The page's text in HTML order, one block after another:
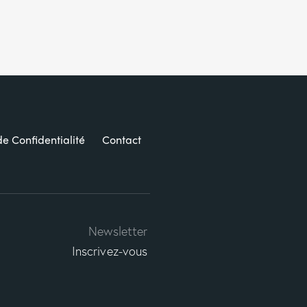
Confidentialité Contact
Newsletter
Inscrivez-vous